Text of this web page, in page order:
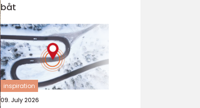
båt
inspiration
09. July 2026